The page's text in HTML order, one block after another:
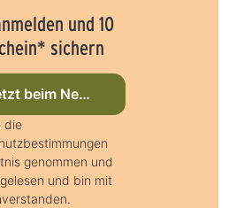
und 10
sichern
beim Newsletter anmelden
die
genommen und
und bin mit